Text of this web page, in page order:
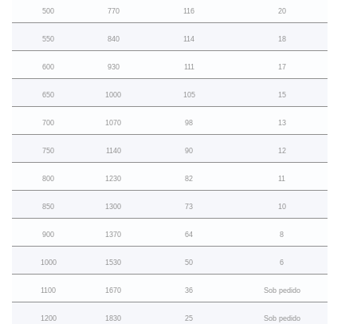
500 770 116 20
550 840 114 18
600 930 111 17
650 1000 105 15
700 1070 98 13
750 1140 90 12
800 1230 82 11
850 1300 73 10
900 1370 64 8
1000 1530 50 6
1100 1670 36 Sob pedido
1200 1830 25 Sob pedido